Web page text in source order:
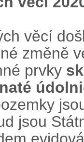
věcí
změně
prvky
jsou